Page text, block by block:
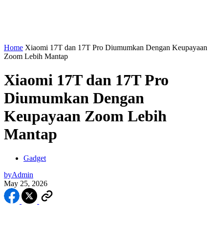
Home Xiaomi 17T dan 17T Pro Diumumkan Dengan Keupayaan
Zoom Lebih Mantap
Xiaomi 17T dan 17T Pro
Diumumkan Dengan
Keupayaan Zoom Lebih
Mantap
Gadget
byAdmin
May 25, 2026